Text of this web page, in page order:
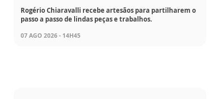
Rogério Chiaravalli recebe artesãos para partilharem o
passo a passo de lindas peças e trabalhos.
07 AGO 2026 - 14H45